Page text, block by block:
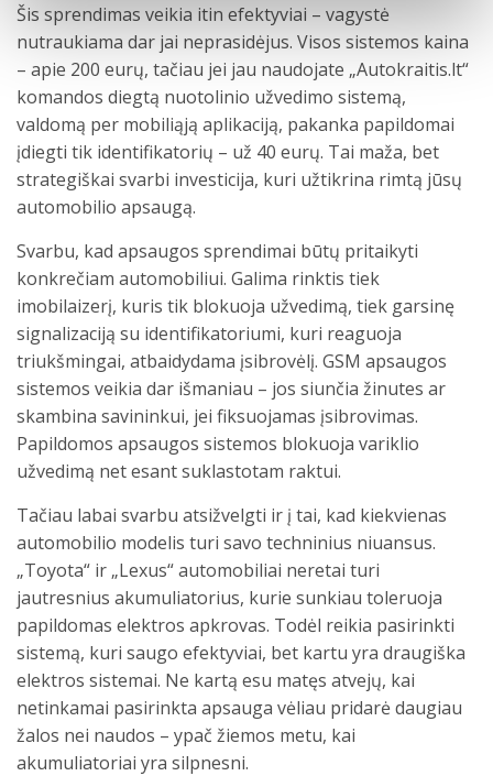
Šis sprendimas veikia itin efektyviai – vagystė
nutraukiama dar jai neprasidėjus. Visos sistemos kaina
– apie 200 eurų, tačiau jei jau naudojate „Autokraitis.lt“
komandos diegtą nuotolinio užvedimo sistemą,
valdomą per mobiliąją aplikaciją, pakanka papildomai
įdiegti tik identifikatorių – už 40 eurų. Tai maža, bet
strategiškai svarbi investicija, kuri užtikrina rimtą jūsų
automobilio apsaugą.
Svarbu, kad apsaugos sprendimai būtų pritaikyti
konkrečiam automobiliui. Galima rinktis tiek
imobilaizerį, kuris tik blokuoja užvedimą, tiek garsinę
signalizaciją su identifikatoriumi, kuri reaguoja
triukšmingai, atbaidydama įsibrovėlį. GSM apsaugos
sistemos veikia dar išmaniau – jos siunčia žinutes ar
skambina savininkui, jei fiksuojamas įsibrovimas.
Papildomos apsaugos sistemos blokuoja variklio
užvedimą net esant suklastotam raktui.
Tačiau labai svarbu atsižvelgti ir į tai, kad kiekvienas
automobilio modelis turi savo techninius niuansus.
„Toyota“ ir „Lexus“ automobiliai neretai turi
jautresnius akumuliatorius, kurie sunkiau toleruoja
papildomas elektros apkrovas. Todėl reikia pasirinkti
sistemą, kuri saugo efektyviai, bet kartu yra draugiška
elektros sistemai. Ne kartą esu matęs atvejų, kai
netinkamai pasirinkta apsauga vėliau pridarė daugiau
žalos nei naudos – ypač žiemos metu, kai
akumuliatoriai yra silpnesni.